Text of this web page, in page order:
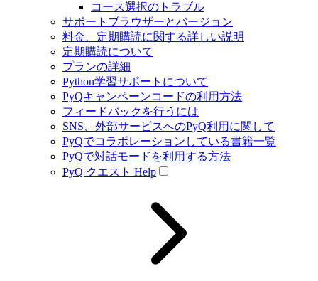
コース選択のトラブル
サポートブラウザーとバージョン
料金、定期購読に関する詳しい説明
定期購読について
プランの詳細
Python学習サポートについて
PyQキャンペーンコードの利用方法
フィードバックを行うには
SNS、外部サービスへのPyQ利用に関して
PyQでコラボレーションしている書籍一覧
PyQで対話モードを利用する方法
PyQ クエスト Help